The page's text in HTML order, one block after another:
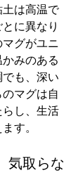
は高温で
に異なり
グがユニ
みのある
も、深い
マグは自
し、生活
す。
気取らな